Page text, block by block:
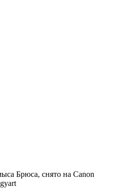
Брюса, снято на Canon